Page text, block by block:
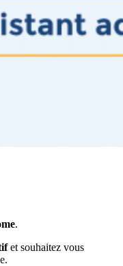
.
et souhaitez vous